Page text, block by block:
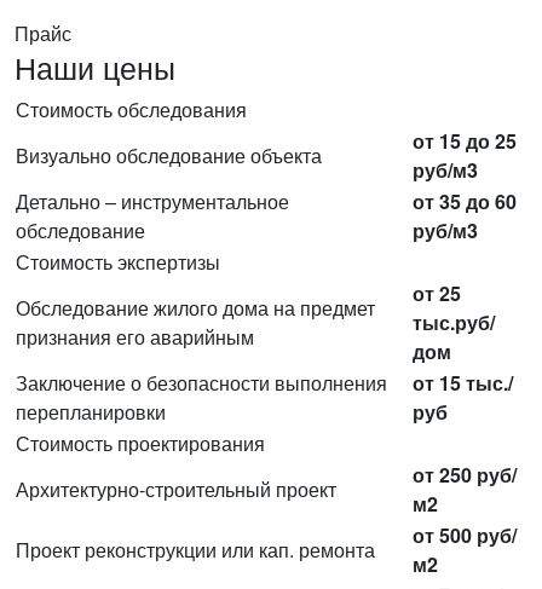
Прайс
Наши цены
Стоимость обследования
Визуально обследование объекта
от 15 до 25
руб/м3
Детально – инструментальное
обследование
от 35 до 60
руб/м3
Стоимость экспертизы
Обследование жилого дома на предмет
признания его аварийным
от 25
тыс.руб/
дом
Заключение о безопасности выполнения
перепланировки
от 15 тыс./
руб
Стоимость проектирования
Архитектурно-строительный проект
от 250 руб/
м2
Проект реконструкции или кап. ремонта
от 500 руб/
м2